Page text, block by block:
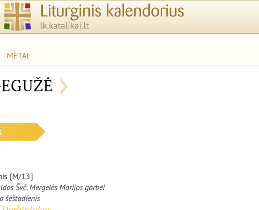
METAI
›
[M/13]
Švč. Mergelės Marijos garbei
šeštadienis